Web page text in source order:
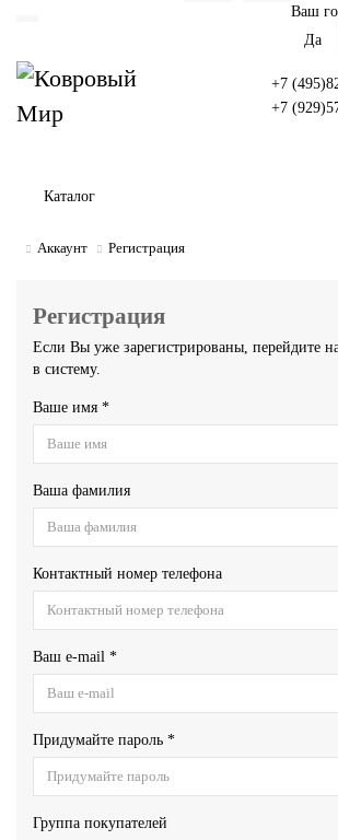
Ваш
+7
+7
Каталог
Аккаунт Регистрация
Регистрация
Если Вы уже зарегистрированы, перейдите
в систему.
Ваше имя *
Ваша фамилия
Контактный номер телефона
Ваш e-mail *
Придумайте пароль *
Группа покупателей